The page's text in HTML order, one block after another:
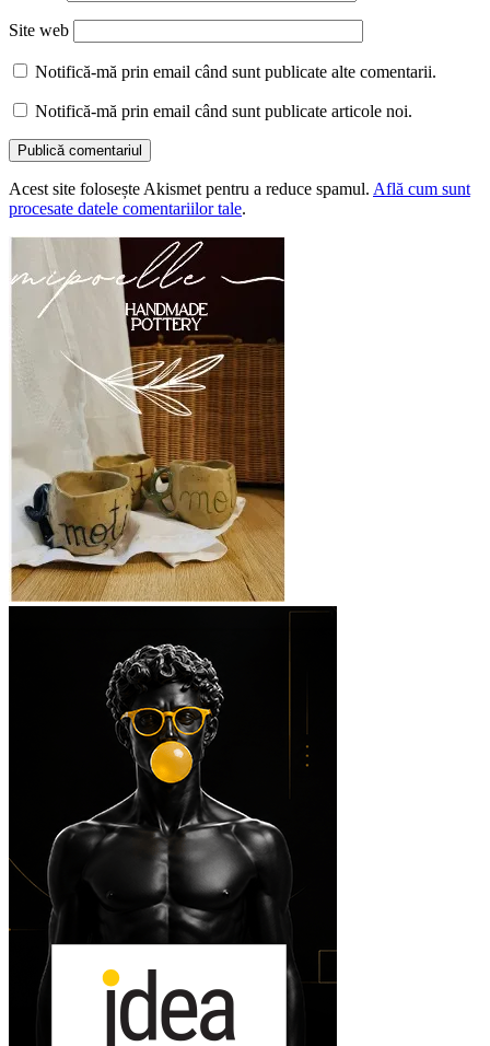
Site web
Notifică-mă prin email când sunt publicate alte comentarii.
Notifică-mă prin email când sunt publicate articole noi.
Acest site folosește Akismet pentru a reduce spamul. Află cum sunt
procesate datele comentariilor tale.